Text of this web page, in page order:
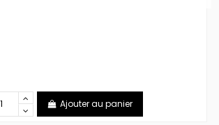
Ajouter au panier